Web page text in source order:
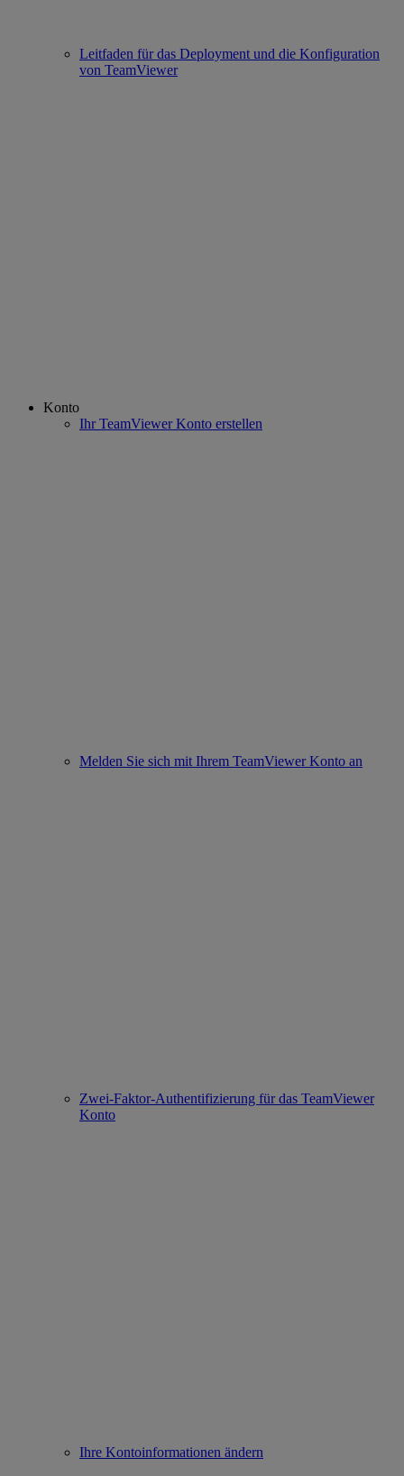
Leitfaden für das Deployment und die Konfiguration
von TeamViewer
Konto
Ihr TeamViewer Konto erstellen
Melden Sie sich mit Ihrem TeamViewer Konto an
Zwei-Faktor-Authentifizierung für das TeamViewer
Konto
Ihre Kontoinformationen ändern